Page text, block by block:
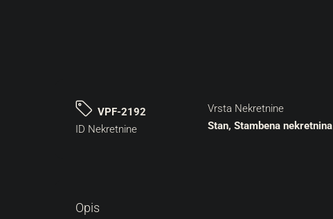
VPF-2192
ID Nekretnine
Vrsta Nekretnine
Stan, Stambena nekretnina
Opis